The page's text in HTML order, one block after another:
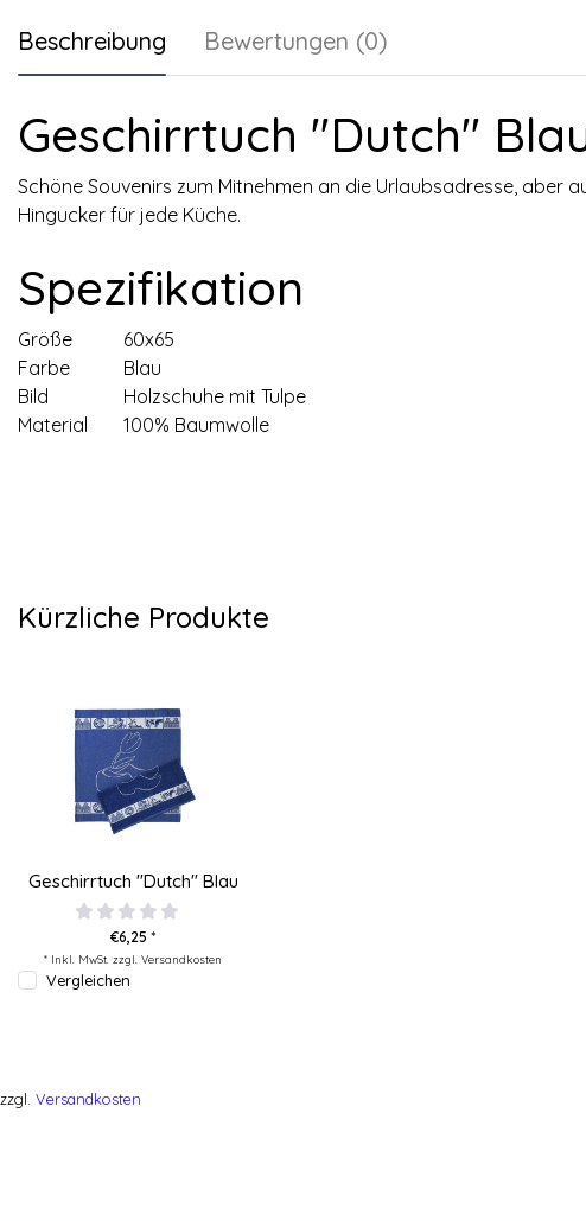
Beschreibung Bewertungen (0)
Geschirrtuch "Dutch"
Schöne Souvenirs zum Mitnehmen an die Urlaubsadresse, aber
Hingucker für jede Küche.
Spezifikation
Größe
60x65
Farbe
Blau
Bild
Holzschuhe mit Tulpe
Material
100% Baumwolle
Kürzliche Produkte
Geschirrtuch "Dutch" Blau
€6,25 *
* Inkl. MwSt. zzgl. Versandkosten
Vergleichen
zzgl. Versandkosten